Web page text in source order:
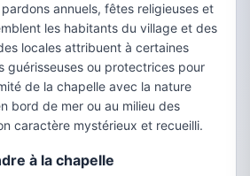
annuels, fêtes religieuses et
les habitants du village et des
locales attribuent à certaines
guérisseuses ou protectrices pour
de la chapelle avec la nature
bord de mer ou au milieu des
caractère mystérieux et recueilli.
à la chapelle